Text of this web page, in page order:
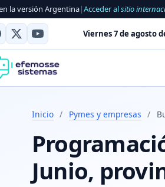
la versión Argentina|Acceder alsitio
Viernes 7 de agosto
Inicio / Pymes y empresas /
Junio,